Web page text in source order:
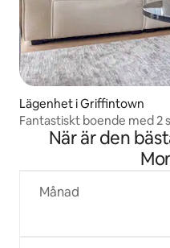
Lägenhet i Griffintown
Fantastiskt boende med 2
centrala Montreal
När är den
Månad